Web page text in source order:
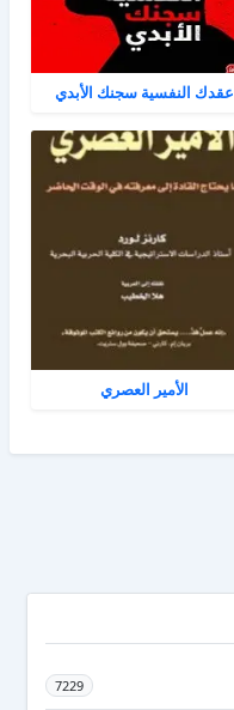
عقدك النفسية سجنك الأبدي
الأمير العصري
7229